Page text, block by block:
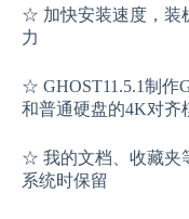
☆ 加快安装速度，装
力
☆ GHOST11.5.1制作
和普通硬盘的4K对齐
☆ 我的文档、收藏夹
系统时保留